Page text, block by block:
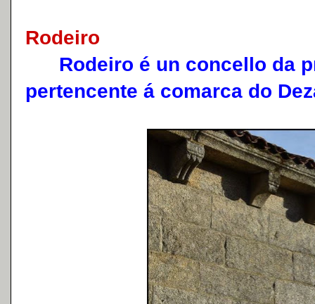
Rodeiro
Rodeiro é un concello da
pertencente á comarca do